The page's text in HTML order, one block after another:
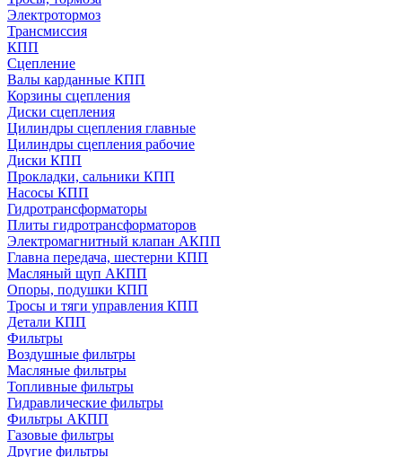
Электротормоз
Трансмиссия
КПП
Сцепление
Валы карданные КПП
Корзины сцепления
Диски сцепления
Цилиндры сцепления главные
Цилиндры сцепления рабочие
Диски КПП
Прокладки, сальники КПП
Насосы КПП
Гидротрансформаторы
Плиты гидротрансформаторов
Электромагнитный клапан АКПП
Главна передача, шестерни КПП
Масляный щуп АКПП
Опоры, подушки КПП
Тросы и тяги управления КПП
Детали КПП
Фильтры
Воздушные фильтры
Масляные фильтры
Топливные фильтры
Гидравлические фильтры
Фильтры АКПП
Газовые фильтры
Другие фильтры